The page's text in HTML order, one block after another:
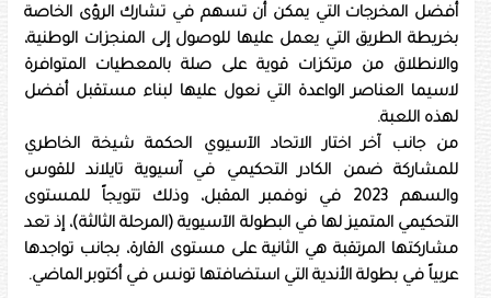
أفضل المخرجات التي يمكن أن تسهم في تشارك الرؤى الخاصة
بخريطة الطريق التي يعمل عليها للوصول إلى المنجزات الوطنية،
والانطلاق من مرتكزات قوية على صلة بالمعطيات المتوافرة
لاسيما العناصر الواعدة التي نعول عليها لبناء مستقبل أفضل
لهذه اللعبة.
من جانب آخر اختار الاتحاد الآسيوي الحكمة شيخة الخاطري
للمشاركة ضمن الكادر التحكيمي في آسيوية تايلاند للقوس
والسهم 2023 في نوفمبر المقبل، وذلك تتويجاً للمستوى
التحكيمي المتميز لها في البطولة الآسيوية (المرحلة الثالثة)، إذ تعد
مشاركتها المرتقبة هي الثانية على مستوى القارة، بجانب تواجدها
عربياً في بطولة الأندية التي استضافتها تونس في أكتوبر الماضي.